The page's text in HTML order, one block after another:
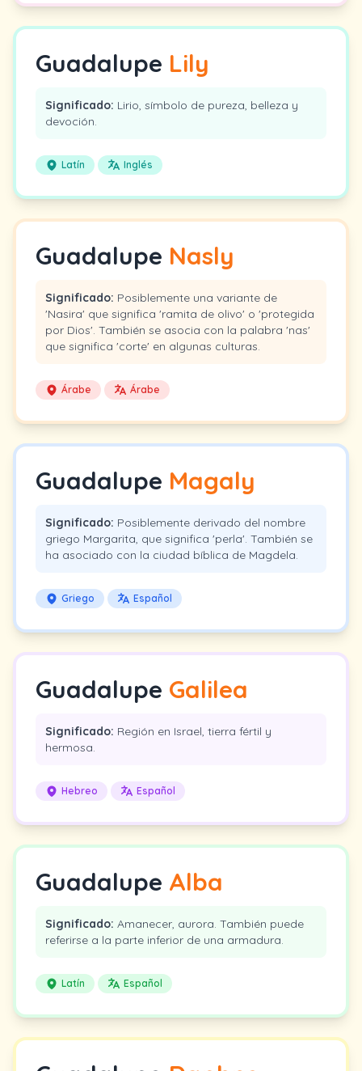
Guadalupe Lily
Significado: Lirio, símbolo de pureza, belleza y
devoción.
Latín Inglés
Guadalupe Nasly
Significado: Posiblemente una variante de
'Nasira' que significa 'ramita de olivo' o 'protegida
por Dios'. También se asocia con la palabra 'nas'
que significa 'corte' en algunas culturas.
Árabe Árabe
Guadalupe Magaly
Significado: Posiblemente derivado del nombre
griego Margarita, que significa 'perla'. También se
ha asociado con la ciudad bíblica de Magdela.
Griego Español
Guadalupe Galilea
Significado: Región en Israel, tierra fértil y
hermosa.
Hebreo Español
Guadalupe Alba
Significado: Amanecer, aurora. También puede
referirse a la parte inferior de una armadura.
Latín Español